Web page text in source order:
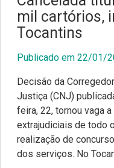
mil cartórios,
Tocantins
Publicado em 22/01/
Decisão da
Justiça (CNJ)
feira, 22, tornou vaga
extrajudiciais de todo
realização de
dos serviços. No